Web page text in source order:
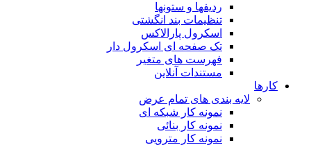
ردیفها و ستونها
تنظیمات بند انگشتی
اسکرول پارالاکس
تک صفحه ای اسکرول دار
فهرست های متغیر
مستندات آنلاین
کارها
لایه بندی های تمام عرض
نمونه کار شبکه ای
نمونه کار بنائی
نمونه کار مترویی